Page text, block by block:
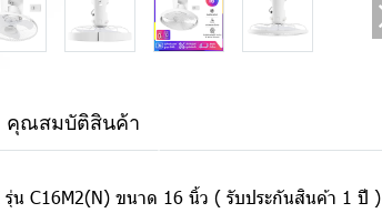
คุณสมบัติสินค้า
รุ่น C16M2(N) ขนาด 16 นิ้ว ( รับประกันสินค้า 1 ปี )